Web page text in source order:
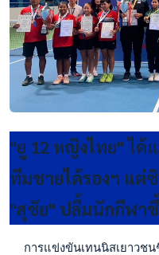
"ยู 12 หญิงไทย" ได้
ทีมชายได้รองฯ แต่ซิ
"สุชัย" ปลื้มนักกีฬา
การแข่งขันเทนนิสเยาวช